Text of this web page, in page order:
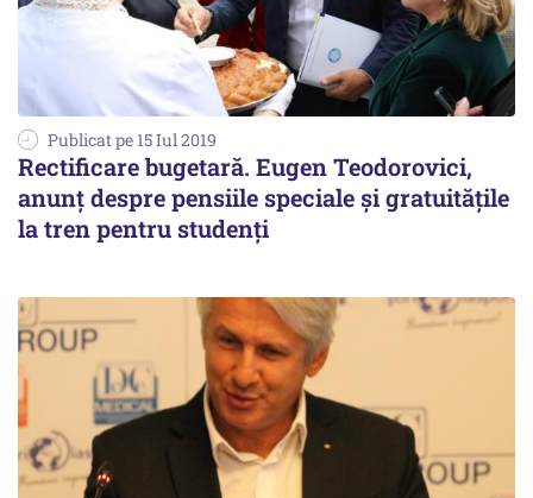
Publicat pe 15 Iul 2019
Rectificare bugetară. Eugen Teodorovici,
anunț despre pensiile speciale și gratuitățile
la tren pentru studenți